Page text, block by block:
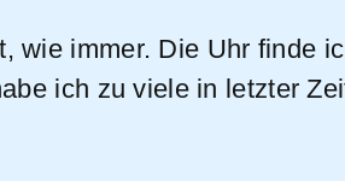
wie immer. Die Uhr finde
ich zu viele in letzter